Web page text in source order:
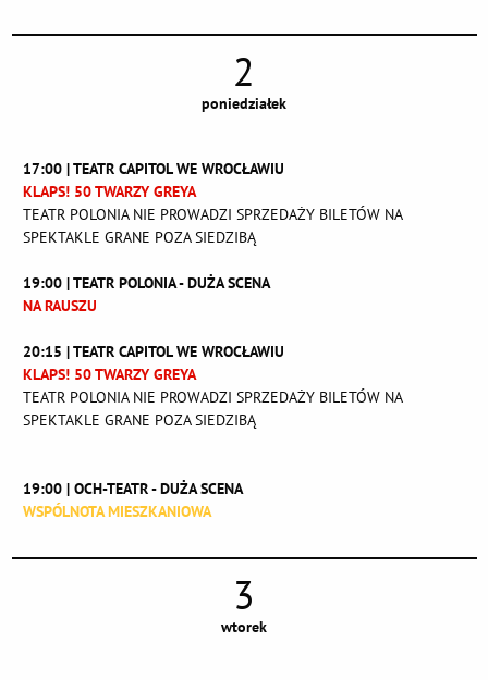
2
poniedziałek
17:00 | TEATR CAPITOL WE WROCŁAWIU
KLAPS! 50 TWARZY GREYA
TEATR POLONIA NIE PROWADZI SPRZEDAŻY BILETÓW NA
SPEKTAKLE GRANE POZA SIEDZIBĄ
19:00 | TEATR POLONIA - DUŻA SCENA
NA RAUSZU
20:15 | TEATR CAPITOL WE WROCŁAWIU
KLAPS! 50 TWARZY GREYA
TEATR POLONIA NIE PROWADZI SPRZEDAŻY BILETÓW NA
SPEKTAKLE GRANE POZA SIEDZIBĄ
19:00 | OCH-TEATR - DUŻA SCENA
WSPÓLNOTA MIESZKANIOWA
3
wtorek